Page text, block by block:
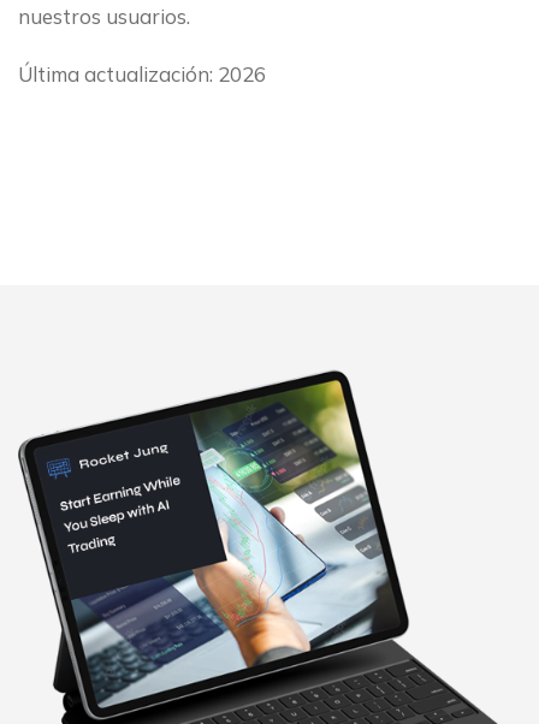
nuestros usuarios.
Última actualización: 2026